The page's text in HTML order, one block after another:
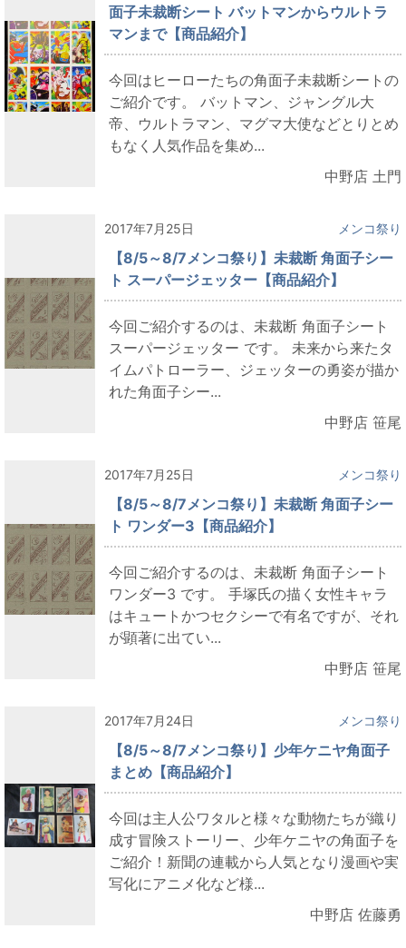
面子未裁断シート バットマンからウルトラ
マンまで【商品紹介】
今回はヒーローたちの角面子未裁断シートの
ご紹介です。 バットマン、ジャングル大
帝、ウルトラマン、マグマ大使などとりとめ
もなく人気作品を集め...
中野店 土門
2017年7月25日 メンコ祭り
【8/5～8/7メンコ祭り】未裁断 角面子シー
ト スーパージェッター【商品紹介】
今回ご紹介するのは、未裁断 角面子シート
スーパージェッター です。 未来から来たタ
イムパトローラー、ジェッターの勇姿が描か
れた角面子シー...
中野店 笹尾
2017年7月25日 メンコ祭り
【8/5～8/7メンコ祭り】未裁断 角面子シー
ト ワンダー3【商品紹介】
今回ご紹介するのは、未裁断 角面子シート
ワンダー3 です。 手塚氏の描く女性キャラ
はキュートかつセクシーで有名ですが、それ
が顕著に出てい...
中野店 笹尾
2017年7月24日 メンコ祭り
【8/5～8/7メンコ祭り】少年ケニヤ角面子
まとめ【商品紹介】
今回は主人公ワタルと様々な動物たちが織り
成す冒険ストーリー、少年ケニヤの角面子を
ご紹介！新聞の連載から人気となり漫画や実
写化にアニメ化など様...
中野店 佐藤勇